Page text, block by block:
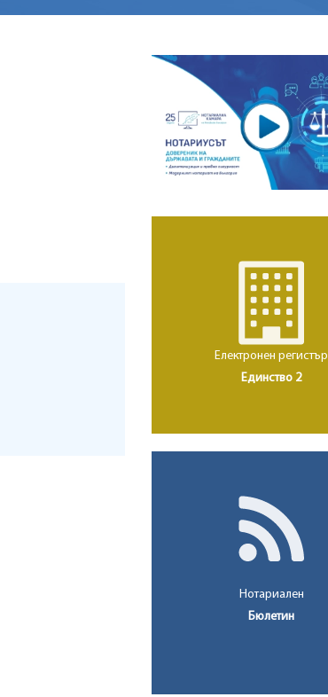
Електронен регистър
Единство 2
Нотариален
Бюлетин